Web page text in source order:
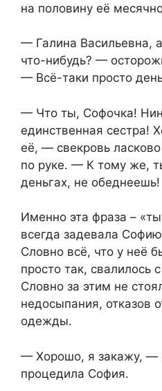
на половину её
— Галина Васильевна,
что-нибудь? —
— Всё-таки просто
— Что ты, Софочка!
единственная сестра!
её, — свекровь
по руке. — К тому же,
деньгах, не обеднеешь!
Именно эта фраза –
всегда задевала
Словно всё, что у неё
просто так, свалилось
Словно за этим не
недосыпания, отказов
одежды.
— Хорошо, я закажу, —
процедила София.